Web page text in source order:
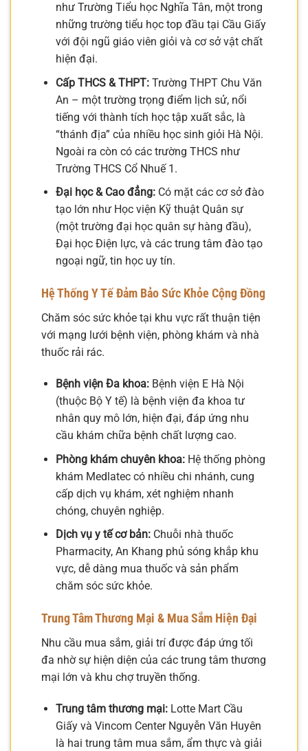
như Trường Tiểu học Nghĩa Tân, một trong
những trường tiểu học top đầu tại Cầu Giấy
với đội ngũ giáo viên giỏi và cơ sở vật chất
hiện đại.
Cấp THCS & THPT:Trường THPT Chu Văn
An – một trường trọng điểm lịch sử, nổi
tiếng với thành tích học tập xuất sắc, là
“thánh địa” của nhiều học sinh giỏi Hà Nội.
Ngoài ra còn có các trường THCS như
Trường THCS Cổ Nhuế 1.
Đại học & Cao đẳng:Có mặt các cơ sở đào
tạo lớn như Học viện Kỹ thuật Quân sự
(một trường đại học quân sự hàng đầu),
Đại học Điện lực, và các trung tâm đào tạo
ngoại ngữ, tin học uy tín.
Hệ Thống Y Tế Đảm Bảo Sức Khỏe Cộng Đồng
Chăm sóc sức khỏe tại khu vực rất thuận tiện
với mạng lưới bệnh viện, phòng khám và nhà
thuốc rải rác.
Bệnh viện Đa khoa:Bệnh viện E Hà Nội
(thuộc Bộ Y tế) là bệnh viện đa khoa tư
nhân quy mô lớn, hiện đại, đáp ứng nhu
cầu khám chữa bệnh chất lượng cao.
Phòng khám chuyên khoa:Hệ thống phòng
khám Medlatec có nhiều chi nhánh, cung
cấp dịch vụ khám, xét nghiệm nhanh
chóng, chuyên nghiệp.
Dịch vụ y tế cơ bản:Chuỗi nhà thuốc
Pharmacity, An Khang phủ sóng khắp khu
vực, dễ dàng mua thuốc và sản phẩm
chăm sóc sức khỏe.
Trung Tâm Thương Mại & Mua Sắm Hiện Đại
Nhu cầu mua sắm, giải trí được đáp ứng tối
đa nhờ sự hiện diện của các trung tâm thương
mại lớn và khu chợ truyền thống.
Trung tâm thương mại:Lotte Mart Cầu
Giấy và Vincom Center Nguyễn Văn Huyên
là hai trung tâm mua sắm, ẩm thực và giải